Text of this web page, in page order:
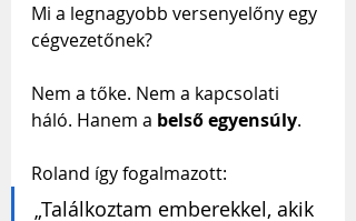
Mi a legnagyobb versenyelőny egy
cégvezetőnek?
Nem a tőke. Nem a kapcsolati
háló. Hanem a belső egyensúly.
Roland így fogalmazott:
„Találkoztam emberekkel, akik